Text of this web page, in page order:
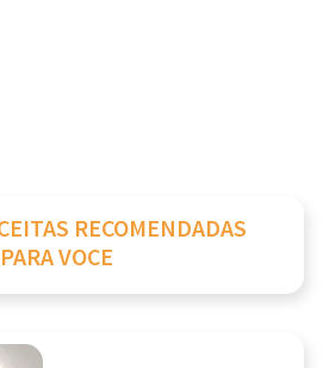
RECOMENDADAS
PARA VOCE